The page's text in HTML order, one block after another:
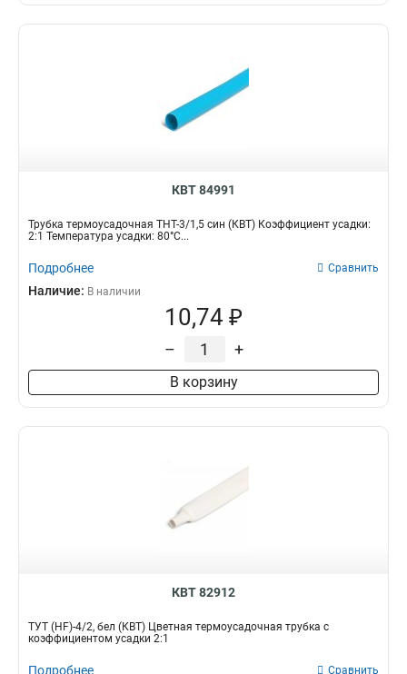
КВТ 84991
Трубка термоусадочная ТНТ-3/1,5 син (КВТ) Коэффициент усадки:
2:1 Температура усадки: 80°С...
Подробнее Сравнить
Наличие: В наличии
10,74 ₽
– +
В корзину
КВТ 82912
ТУТ (HF)-4/2, бел (КВТ) Цветная термоусадочная трубка с
коэффициентом усадки 2:1
Подробнее Сравнить